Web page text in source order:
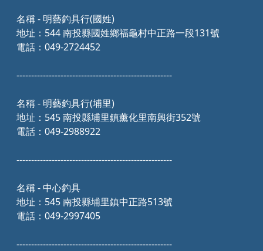
名稱 - 明藝釣具行(國姓)
地址：544 南投縣國姓鄉福龜村中正路一段131號
電話：049-2724452
-----------------------------------------------------
名稱 - 明藝釣具行(埔里)
地址：545 南投縣埔里鎮薰化里南興街352號
電話：049-2988922
-----------------------------------------------------
名稱 - 中心釣具
地址：545 南投縣埔里鎮中正路513號
電話：049-2997405
-----------------------------------------------------